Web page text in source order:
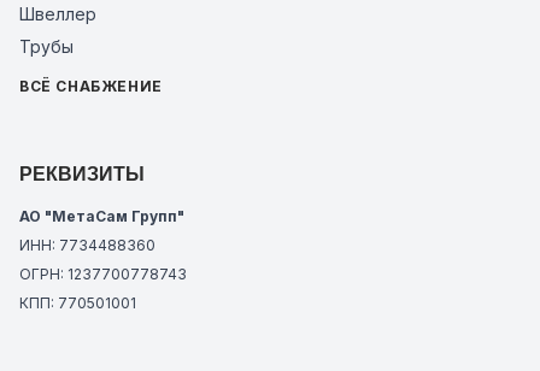
Швеллер
Трубы
ВСЁ СНАБЖЕНИЕ
РЕКВИЗИТЫ
АО "МетаСам Групп"
ИНН: 7734488360
ОГРН: 1237700778743
КПП: 770501001